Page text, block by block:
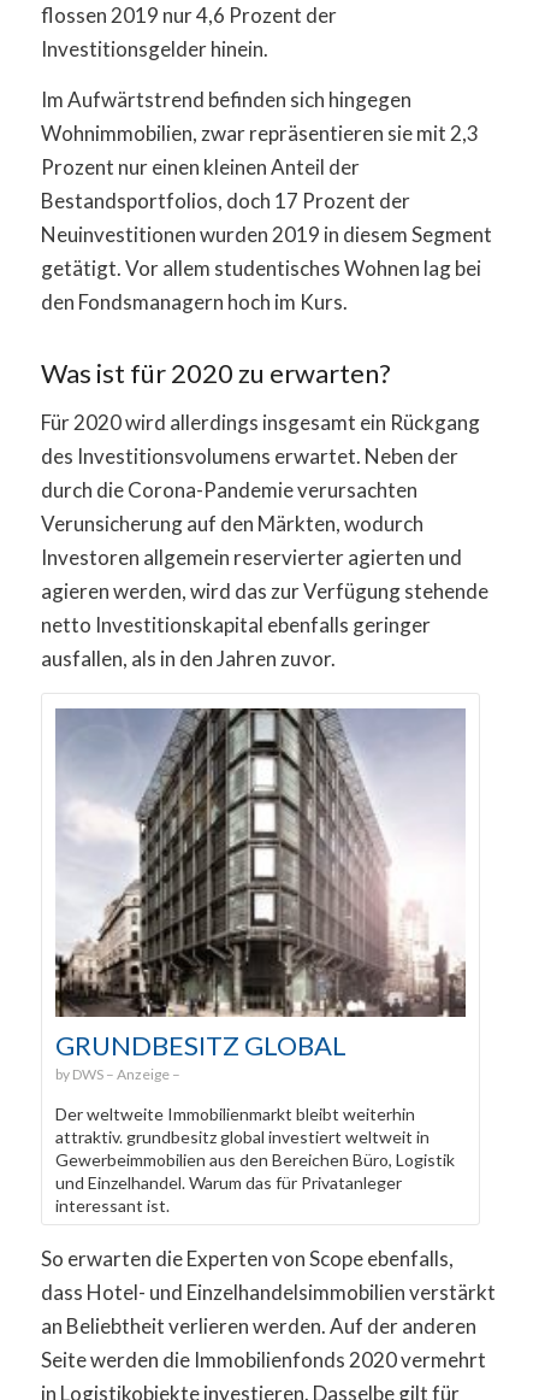
flossen 2019 nur 4,6 Prozent der
Investitionsgelder hinein.
Im Aufwärtstrend befinden sich hingegen
Wohnimmobilien, zwar repräsentieren sie mit 2,3
Prozent nur einen kleinen Anteil der
Bestandsportfolios, doch 17 Prozent der
Neuinvestitionen wurden 2019 in diesem Segment
getätigt. Vor allem studentisches Wohnen lag bei
den Fondsmanagern hoch im Kurs.
Was ist für 2020 zu erwarten?
Für 2020 wird allerdings insgesamt ein Rückgang
des Investitionsvolumens erwartet. Neben der
durch die Corona-Pandemie verursachten
Verunsicherung auf den Märkten, wodurch
Investoren allgemein reservierter agierten und
agieren werden, wird das zur Verfügung stehende
netto Investitionskapital ebenfalls geringer
ausfallen, als in den Jahren zuvor.
GRUNDBESITZ GLOBAL
DWS
Der weltweite Immobilienmarkt bleibt weiterhin
attraktiv. grundbesitz global investiert weltweit in
Gewerbeimmobilien aus den Bereichen Büro, Logistik
und Einzelhandel. Warum das für Privatanleger
interessant ist.
So erwarten die Experten von Scope ebenfalls,
dass Hotel- und Einzelhandelsimmobilien verstärkt
an Beliebtheit verlieren werden. Auf der anderen
Seite werden die Immobilienfonds 2020 vermehrt
in Logistikobjekte investieren. Dasselbe gilt für